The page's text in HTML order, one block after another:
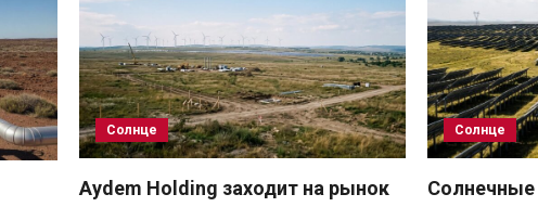
Солнце
Aydem Holding заходит на рынок
Солнце